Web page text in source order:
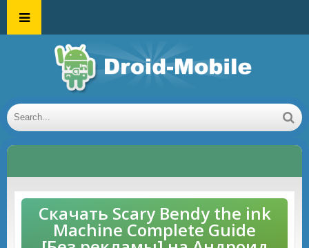
Скачать Scary Bendy the ink
Machine Complete Guide